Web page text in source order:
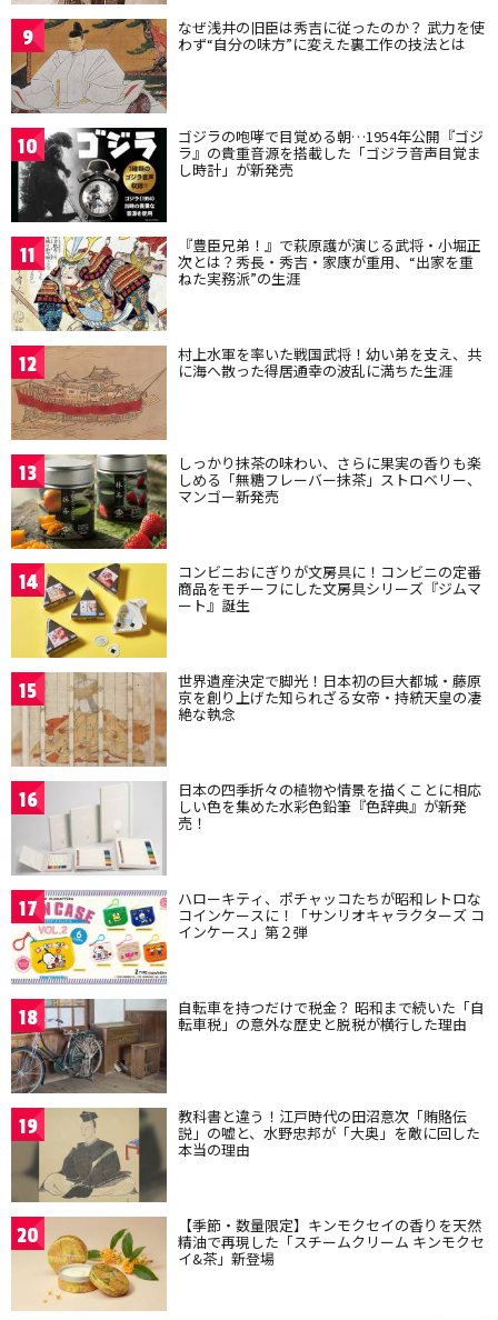
9 なぜ浅井の旧臣は秀吉に従ったのか？ 武力を使
わず“自分の味方”に変えた裏工作の技法とは
10 ゴジラの咆哮で目覚める朝…1954年公開『ゴジ
ラ』の貴重音源を搭載した「ゴジラ音声目覚ま
し時計」が新発売
11 『豊臣兄弟！』で萩原護が演じる武将・小堀正
次とは？秀長・秀吉・家康が重用、“出家を重
ねた実務派”の生涯
12 村上水軍を率いた戦国武将！幼い弟を支え、共
に海へ散った得居通幸の波乱に満ちた生涯
13 しっかり抹茶の味わい、さらに果実の香りも楽
しめる「無糖フレーバー抹茶」ストロベリー、
マンゴー新発売
14 コンビニおにぎりが文房具に！コンビニの定番
商品をモチーフにした文房具シリーズ『ジムマ
ート』誕生
15 世界遺産決定で脚光！日本初の巨大都城・藤原
京を創り上げた知られざる女帝・持統天皇の凄
絶な執念
16 日本の四季折々の植物や情景を描くことに相応
しい色を集めた水彩色鉛筆『色辞典』が新発
売！
17 ハローキティ、ポチャッコたちが昭和レトロな
コインケースに！「サンリオキャラクターズ コ
インケース」第２弾
18 自転車を持つだけで税金？ 昭和まで続いた「自
転車税」の意外な歴史と脱税が横行した理由
19 教科書と違う！江戸時代の田沼意次「賄賂伝
説」の嘘と、水野忠邦が「大奥」を敵に回した
本当の理由
20 【季節・数量限定】キンモクセイの香りを天然
精油で再現した「スチームクリーム キンモクセ
イ&茶」新登場